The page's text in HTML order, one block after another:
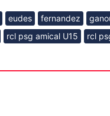
eudes fernandez
rcl psg amical U15 rcl